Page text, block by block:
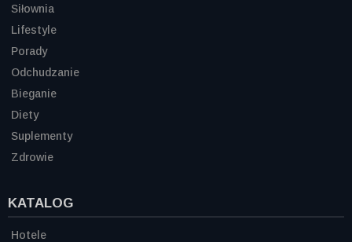
Siłownia
Lifestyle
Porady
Odchudzanie
Bieganie
Diety
Suplementy
Zdrowie
KATALOG
Hotele